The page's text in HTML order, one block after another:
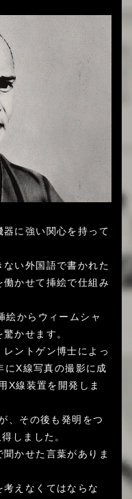
に強い関心を持って
い外国語で書かれた
かせて挿絵で仕組み
絵からウィームシャ
かせます。
ントゲン博士によっ
X線写真の撮影に成
X線装置を開発しま
、その後も発明をつ
しました。
かせた言葉がありま
考えなくてはならな